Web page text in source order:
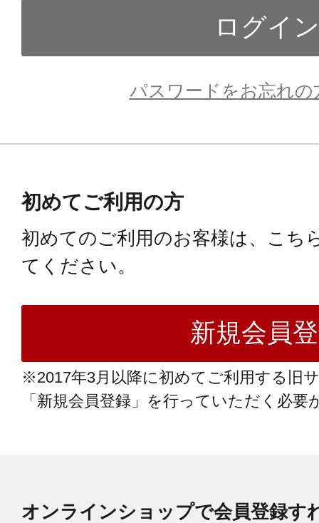
パスワードをお忘れの
初めてご利用の方
初めてのご利用のお客様は、こち
てください。
※2017年3月以降に初めてご利用する旧
「新規会員登録」を行っていただく必要
オンラインショップで会員登録す